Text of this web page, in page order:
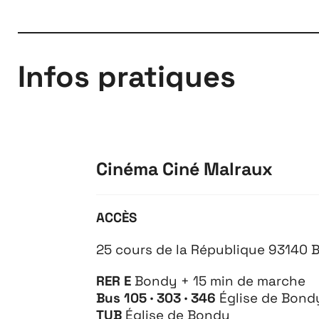
Infos pratiques
Cinéma Ciné Malraux
ACCÈS
25 cours de la République 93140
RER EBondy + 15 min de marche
Bus 105 · 303 · 346 Église de
TUB Église de Bondy